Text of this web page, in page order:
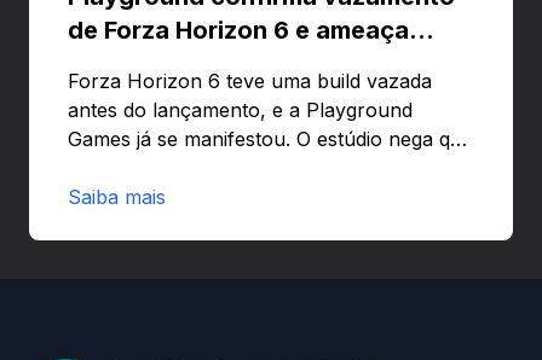
de Forza Horizon 6 e ameaça
Forza Horizon 6 teve uma build vazada
antes do lançamento, e a Playground
Games já se manifestou. O estúdio nega que
preload e avisa que quem usar versões não
Saiba mais